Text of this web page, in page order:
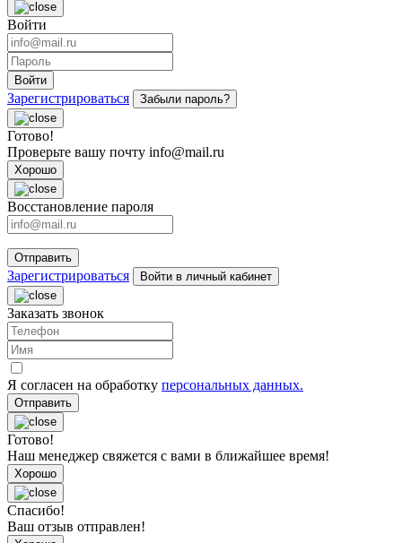
Войти
Войти
Зарегистрироваться Забыли пароль?
Готово!
Проверьте вашу почту info@mail.ru
Хорошо
Восстановление пароля
Отправить
Зарегистрироваться Войти в личный кабинет
Заказать звонок
Я согласен на обработку персональных данных.
Отправить
Готово!
Наш менеджер свяжется с вами в ближайшее время!
Хорошо
Спасибо!
Ваш отзыв отправлен!